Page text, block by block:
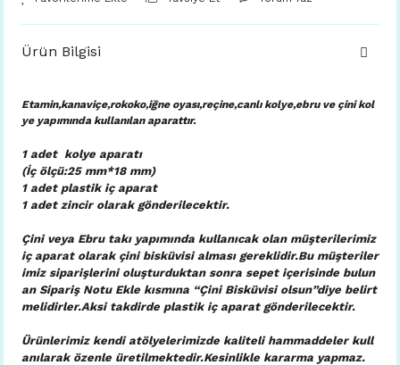
Ürün Bilgisi
Etamin,kanaviçe,rokoko,iğne oyası,reçine,canlı kolye,ebru ve çini kol
ye yapımında kullanılan aparattır.
1 adet kolye aparatı
(İç ölçü:25 mm*18 mm)
1 adet plastik iç aparat
1 adet zincir olarak gönderilecektir.
Çini veya Ebru takı yapımında kullanıcak olan müşterilerimiz
iç aparat olarak çini bisküvisi alması gereklidir.Bu müşteriler
imiz siparişlerini oluşturduktan sonra sepet içerisinde bulun
an Sipariş Notu Ekle kısmına “Çini Bisküvisi olsun”diye belirt
melidirler.Aksi takdirde plastik iç aparat gönderilecektir.
Ürünlerimiz kendi atölyelerimizde kaliteli hammaddeler kull
anılarak özenle üretilmektedir.Kesinlikle kararma yapmaz.